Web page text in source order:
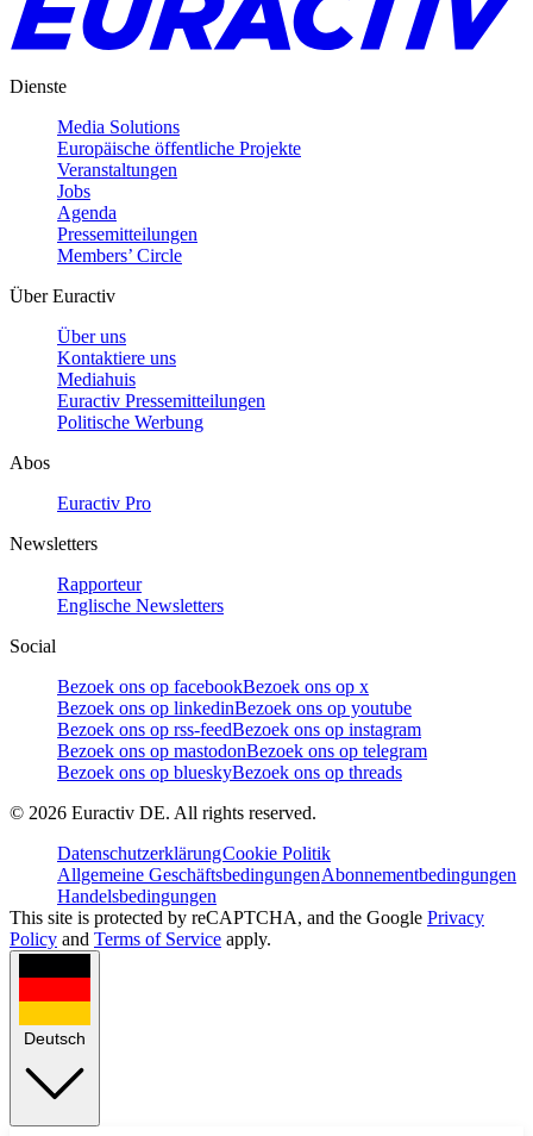
Dienste
Media Solutions
Europäische öffentliche Projekte
Veranstaltungen
Jobs
Agenda
Pressemitteilungen
Members’ Circle
Über Euractiv
Über uns
Kontaktiere uns
Mediahuis
Euractiv Pressemitteilungen
Politische Werbung
Abos
Euractiv Pro
Newsletters
Rapporteur
Englische Newsletters
Social
Bezoek ons op facebookBezoek ons op x
Bezoek ons op linkedinBezoek ons op youtube
Bezoek ons op rss-feedBezoek ons op instagram
Bezoek ons op mastodonBezoek ons op telegram
Bezoek ons op blueskyBezoek ons op threads
© 2026 Euractiv DE. All rights reserved.
DatenschutzerklärungCookie Politik
Allgemeine GeschäftsbedingungenAbonnementbedingungen
Handelsbedingungen
This site is protected by reCAPTCHA, and the Google Privacy
Policy and Terms of Service apply.
Deutsch